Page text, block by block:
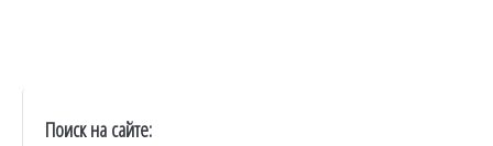
Поиск на сайте: